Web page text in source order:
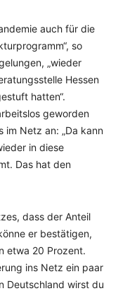
auch für die
so
„wieder
Hessen
hatten“.
geworden
im Netz an: „Da kann
in diese
Das hat den
dass der Anteil
er bestätigen,
etwa 20 Prozent.
ins Netz ein paar
Deutschland wirst du